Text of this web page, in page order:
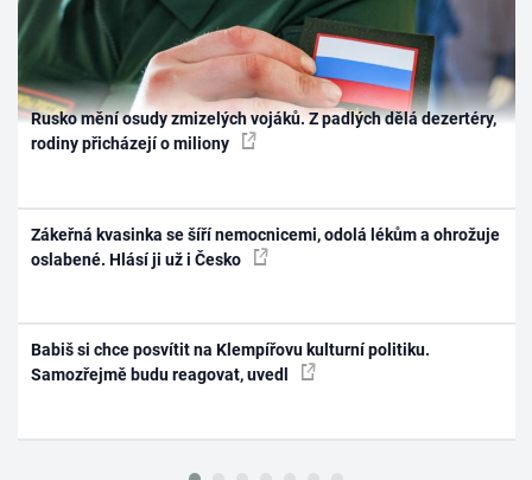
Rusko mění osudy zmizelých vojáků. Z padlých dělá dezertéry,
rodiny přicházejí o miliony
Zákeřná kvasinka se šíří nemocnicemi, odolá lékům a ohrožuje
oslabené. Hlásí ji už i Česko
Babiš si chce posvítit na Klempířovu kulturní politiku.
Samozřejmě budu reagovat, uvedl